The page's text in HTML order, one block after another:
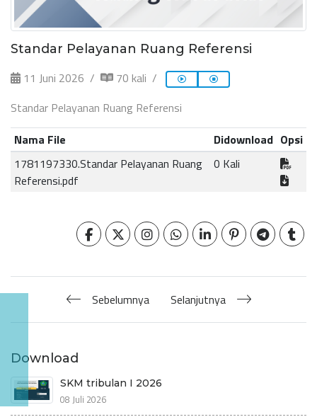
Standar Pelayanan Ruang Referensi
11 Juni 2026
70 kali
Standar Pelayanan Ruang Referensi
Nama File
Didownload Opsi
1781197330.Standar Pelayanan Ruang
Referensi.pdf
0 Kali
Sebelumnya Selanjutnya
Download
SKM tribulan I 2026
08 Juli 2026